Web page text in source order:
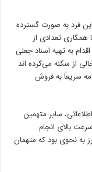
فرد به صورت گسترده
تعدادی از
به تهیه اسناد جعلی
از سکنه می‌کرده اند
سریعاً به فروش
سایر متهمین
بالای انجام
به نحوی بود که متهمان